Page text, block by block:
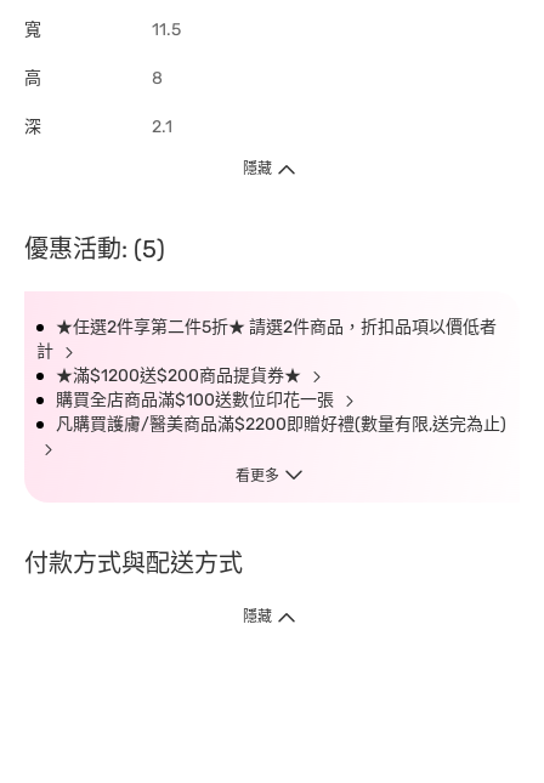
寬 11.5
高 8
深 2.1
隱藏
優惠活動: (5)
★任選2件享第二件5折★ 請選2件商品，折扣品項以價低者
計
★滿$1200送$200商品提貨券★
購買全店商品滿$100送數位印花一張
凡購買護膚/醫美商品滿$2200即贈好禮(數量有限,送完為止)
看更多
付款方式與配送方式
隱藏